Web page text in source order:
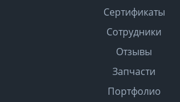
Сертификаты
Сотрудники
Отзывы
Запчасти
Портфолио